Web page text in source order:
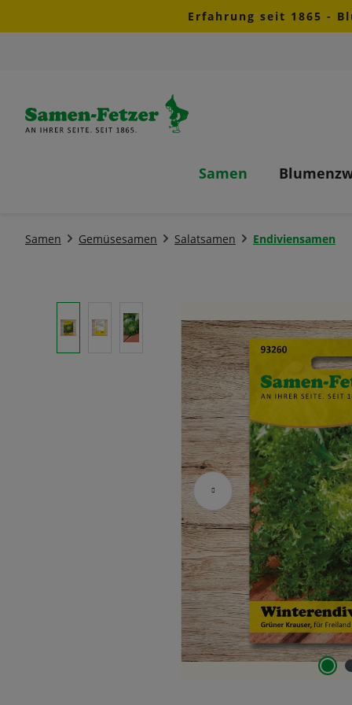
Zur Hauptnavigation springenErfahrung seit 1865 -
Samen
Samen Gemüsesamen Salatsamen Endiviensamen
Bildergalerie überspringen